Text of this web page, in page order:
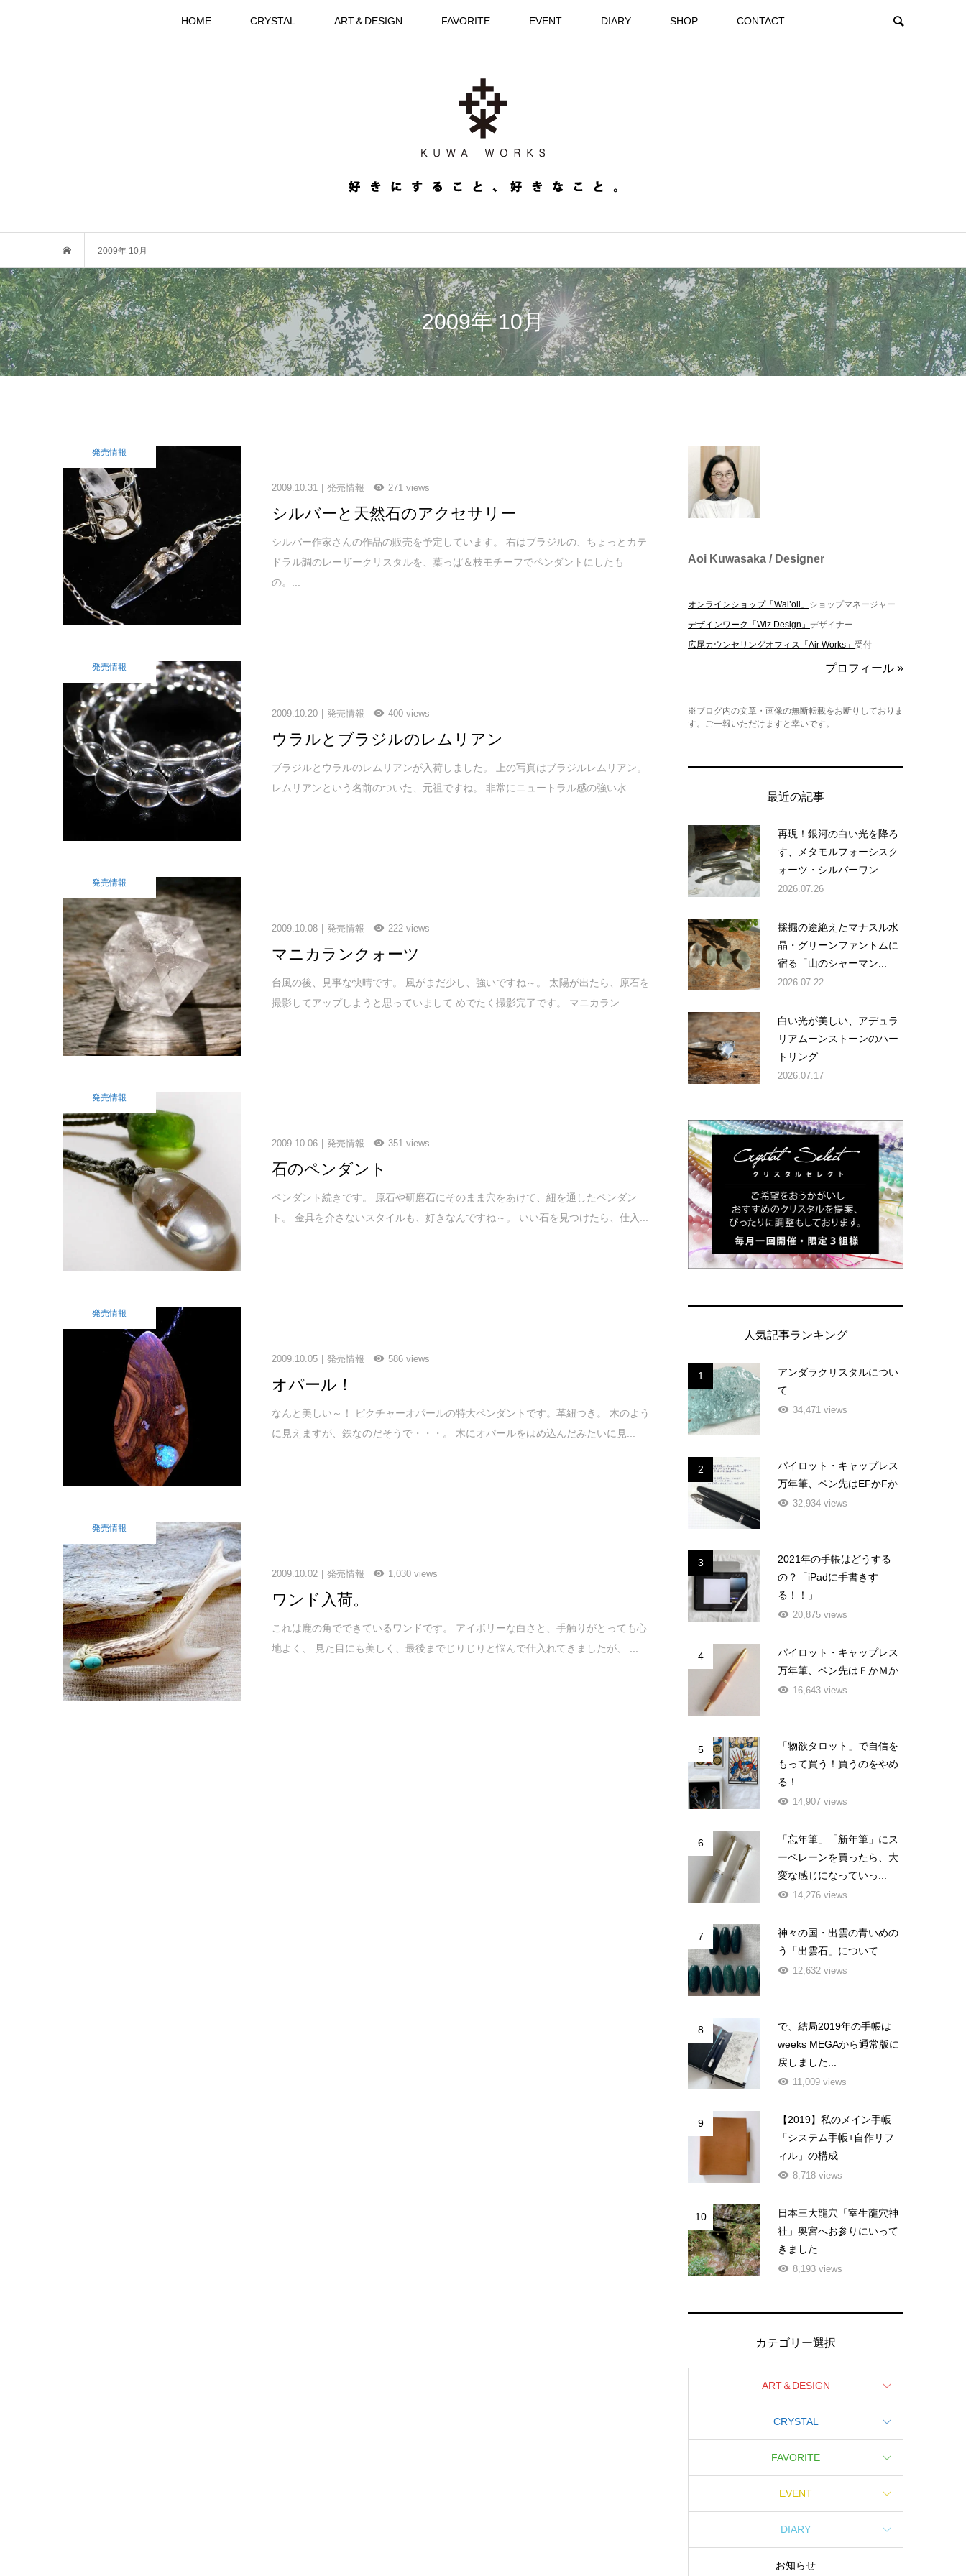
HOME CRYSTAL ART＆DESIGN FAVORITE EVENT DIARY SHOP CONTACT
2009年 10月
2009年 10月
発売情報
2009.10.31 発売情報 271 views
シルバーと天然石のアクセサリー
シルバー作家さんの作品の販売を予定しています。 右はブラジルの、ちょっとカテ
ドラル調のレーザークリスタルを、葉っぱ＆枝モチーフでペンダントにしたも
の。...
発売情報
2009.10.20 発売情報 400 views
ウラルとブラジルのレムリアン
ブラジルとウラルのレムリアンが入荷しました。 上の写真はブラジルレムリアン。
レムリアンという名前のついた、元祖ですね。 非常にニュートラル感の強い水...
発売情報
2009.10.08 発売情報 222 views
マニカランクォーツ
台風の後、見事な快晴です。 風がまだ少し、強いですね～。 太陽が出たら、原石を
撮影してアップしようと思っていまして めでたく撮影完了です。 マニカラン...
発売情報
2009.10.06 発売情報 351 views
石のペンダント
ペンダント続きです。 原石や研磨石にそのまま穴をあけて、紐を通したペンダン
ト。 金具を介さないスタイルも、好きなんですね～。 いい石を見つけたら、仕入...
発売情報
2009.10.05 発売情報 586 views
オパール！
なんと美しい～！ ピクチャーオパールの特大ペンダントです。革紐つき。 木のよう
に見えますが、鉄なのだそうで・・・。 木にオパールをはめ込んだみたいに見...
発売情報
2009.10.02 発売情報 1,030 views
ワンド入荷。
これは鹿の角でできているワンドです。 アイボリーな白さと、手触りがとっても心
地よく、 見た目にも美しく、最後までじりじりと悩んで仕入れてきましたが、 ...
Aoi Kuwasaka / Designer
オンラインショップ「Wai’oli」 ショップマネージャー
デザインワーク「Wiz Design」 デザイナー
広尾カウンセリングオフィス「Air Works」 受付
プロフィール »
※ブログ内の文章・画像の無断転載をお断りしておりま
す。ご一報いただけますと幸いです。
最近の記事
再現！銀河の白い光を降ろ
す、メタモルフォーシスク
ォーツ・シルバーワン...
2026.07.26
採掘の途絶えたマナスル水
晶・グリーンファントムに
宿る「山のシャーマン...
2026.07.22
白い光が美しい、アデュラ
リアムーンストーンのハー
トリング
2026.07.17
人気記事ランキング
1
アンダラクリスタルについ
て
34,471 views
2
パイロット・キャップレス
万年筆、ペン先はEFかFか
32,934 views
3
2021年の手帳はどうする
の？「iPadに手書きす
る！！」
20,875 views
4
パイロット・キャップレス
万年筆、ペン先はＦかＭか
16,643 views
5
「物欲タロット」で自信を
もって買う！買うのをやめ
る！
14,907 views
6
「忘年筆」「新年筆」にス
ーベレーンを買ったら、大
変な感じになっていっ...
14,276 views
7
神々の国・出雲の青いめの
う「出雲石」について
12,632 views
8
で、結局2019年の手帳は
weeks MEGAから通常版に
戻しました...
11,009 views
9
【2019】私のメイン手帳
「システム手帳+自作リフ
ィル」の構成
8,718 views
10
日本三大龍穴「室生龍穴神
社」奥宮へお参りにいって
きました
8,193 views
カテゴリー選択
ART＆DESIGN
CRYSTAL
FAVORITE
EVENT
DIARY
お知らせ